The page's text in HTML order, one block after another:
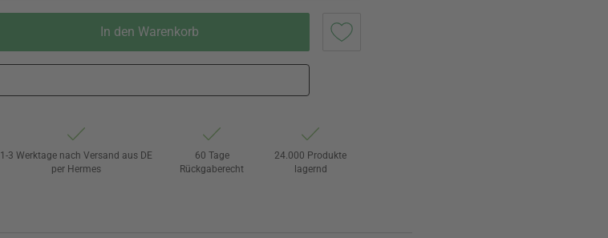
In den Warenkorb
1-3 Werktage nach Versand aus DE
per Hermes
60 Tage
Rückgaberecht
24.000 Produkte
lagernd